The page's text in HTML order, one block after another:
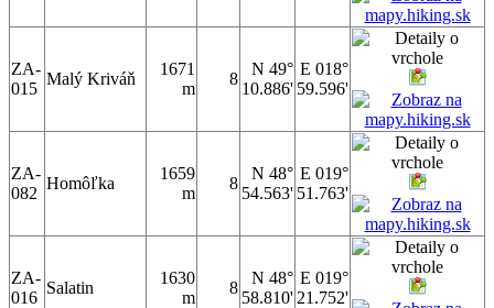
ZA-
015
Malý Kriváň
1671
m
8
N 49°
10.886'
E 018°
59.596'
ZA-
082
Homôľka
1659
m
8
N 48°
54.563'
E 019°
51.763'
ZA-
016
Salatin
1630
m
8
N 48°
58.810'
E 019°
21.752'